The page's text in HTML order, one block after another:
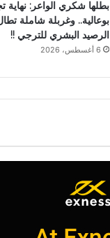
بطلها شكري الواعر: نهاية
بوعالية.. وغربلة شاملة
الرصيد البشري للترجي !!
6 أغسطس، 2026